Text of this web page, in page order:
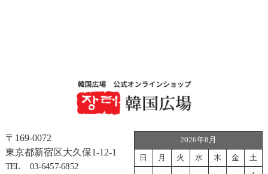
〒169-0072
東京都新宿区大久保1-12-1
TEL
03-6457-6852
2026年8月
日 月 火 水 木 金 土